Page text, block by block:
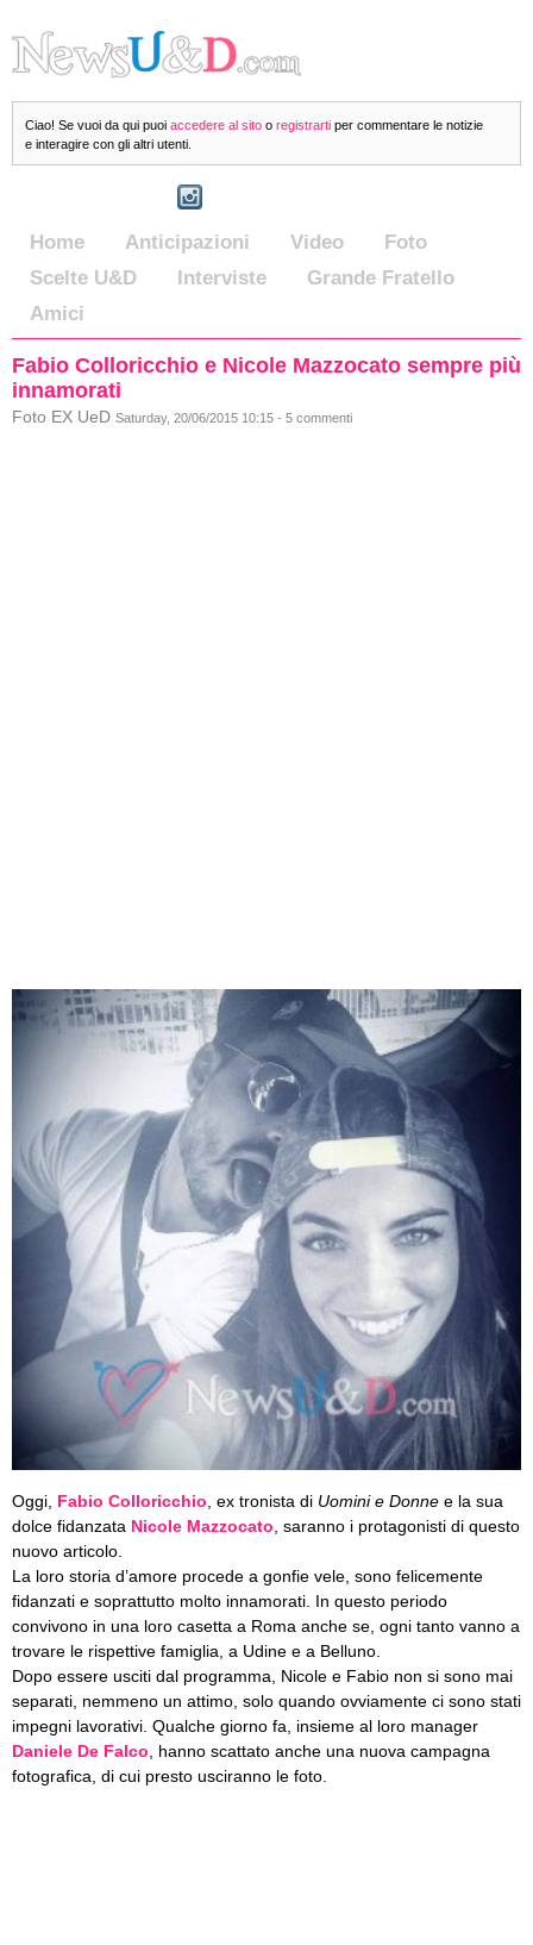
Ciao! Se vuoi da qui puoi accedere al sito o registrarti per commentare le notizie
e interagire con gli altri utenti.
Home Anticipazioni Video
Foto
Scelte U&D
Interviste
Grande Fratello
Amici
Fabio Colloricchio e Nicole Mazzocato sempre più
innamorati
Foto EX UeD Saturday, 20/06/2015 10:15 - 5 commenti
Oggi, Fabio Colloricchio , ex tronista di Uomini e Donne e la sua
dolce fidanzata Nicole Mazzocato , saranno i protagonisti di questo
nuovo articolo.
La loro storia d’amore procede a gonfie vele, sono felicemente
fidanzati e soprattutto molto innamorati. In questo periodo
convivono in una loro casetta a Roma anche se, ogni tanto vanno a
trovare le rispettive famiglia, a Udine e a Belluno.
Dopo essere usciti dal programma, Nicole e Fabio non si sono mai
separati, nemmeno un attimo, solo quando ovviamente ci sono stati
impegni lavorativi. Qualche giorno fa, insieme al loro manager
Daniele De Falco , hanno scattato anche una nuova campagna
fotografica, di cui presto usciranno le foto.